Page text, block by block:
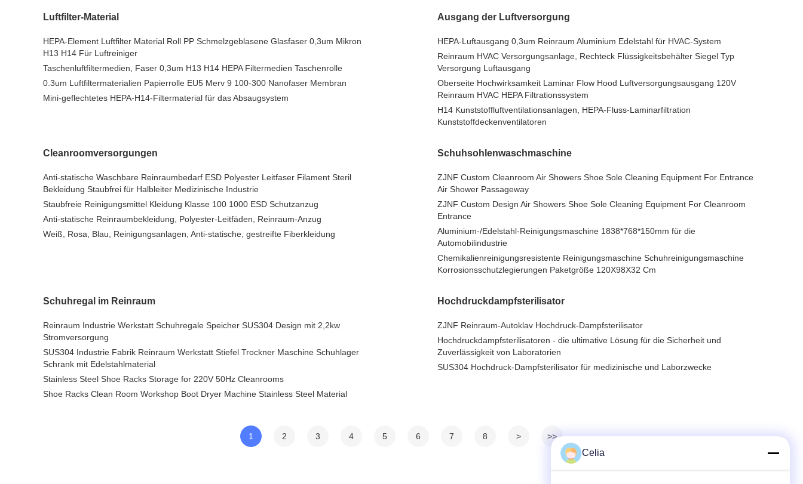
Luftfilter-Material
HEPA-Element Luftfilter Material Roll PP Schmelzgeblasene Glasfaser 0,3um Mikron
H13 H14 Für Luftreiniger
Taschenluftfiltermedien, Faser 0,3um H13 H14 HEPA Filtermedien Taschenrolle
0.3um Luftfiltermaterialien Papierrolle EU5 Merv 9 100-300 Nanofaser Membran
Mini-geflechtetes HEPA-H14-Filtermaterial für das Absaugsystem
Ausgang der Luftversorgung
HEPA-Luftausgang 0,3um Reinraum Aluminium Edelstahl für HVAC-System
Reinraum HVAC Versorgungsanlage, Rechteck Flüssigkeitsbehälter Siegel Typ
Versorgung Luftausgang
Oberseite Hochwirksamkeit Laminar Flow Hood Luftversorgungsausgang 120V
Reinraum HVAC HEPA Filtrationssystem
H14 Kunststoffluftventilationsanlagen, HEPA-Fluss-Laminarfiltration
Kunststoffdeckenventilatoren
Cleanroomversorgungen
Anti-statische Waschbare Reinraumbedarf ESD Polyester Leitfaser Filament Steril
Bekleidung Staubfrei für Halbleiter Medizinische Industrie
Staubfreie Reinigungsmittel Kleidung Klasse 100 1000 ESD Schutzanzug
Anti-statische Reinraumbekleidung, Polyester-Leitfäden, Reinraum-Anzug
Weiß, Rosa, Blau, Reinigungsanlagen, Anti-statische, gestreifte Fiberkleidung
Schuhsohlenwaschmaschine
ZJNF Custom Cleanroom Air Showers Shoe Sole Cleaning Equipment For Entrance
Air Shower Passageway
ZJNF Custom Design Air Showers Shoe Sole Cleaning Equipment For Cleanroom
Entrance
Aluminium-/Edelstahl-Reinigungsmaschine 1838*768*150mm für die
Automobilindustrie
Chemikalienreinigungsresistente Reinigungsmaschine Schuhreinigungsmaschine
Korrosionsschutzlegierungen Paketgröße 120X98X32 Cm
Schuhregal im Reinraum
Reinraum Industrie Werkstatt Schuhregale Speicher SUS304 Design mit 2,2kw
Stromversorgung
SUS304 Industrie Fabrik Reinraum Werkstatt Stiefel Trockner Maschine Schuhlager
Schrank mit Edelstahlmaterial
Stainless Steel Shoe Racks Storage for 220V 50Hz Cleanrooms
Shoe Racks Clean Room Workshop Boot Dryer Machine Stainless Steel Material
Hochdruckdampfsterilisator
ZJNF Reinraum-Autoklav Hochdruck-Dampfsterilisator
Hochdruckdampfsterilisatoren - die ultimative Lösung für die Sicherheit und
Zuverlässigkeit von Laboratorien
SUS304 Hochdruck-Dampfsterilisator für medizinische und Laborzwecke
1 2 3 4 5 6 7 8 > >>
Celia